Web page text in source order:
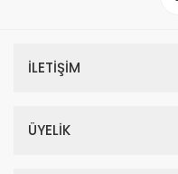
İLETİŞİM
ÜYELİK